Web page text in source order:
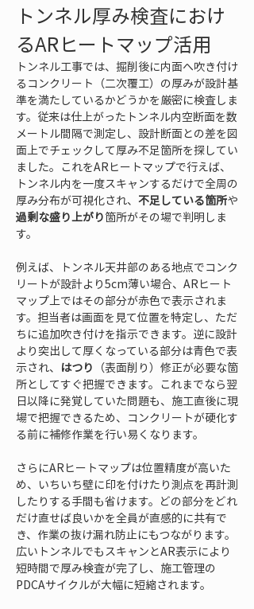
トンネル厚み検査におけ
るARヒートマップ活用
トンネル工事では、掘削後に内面へ吹き付け
るコンクリート（二次覆工）の厚みが設計基
準を満たしているかどうかを厳密に検査しま
す。従来は仕上がったトンネル内空断面を数
メートル間隔で測定し、設計断面との差を図
面上でチェックして厚み不足箇所を探してい
ました。これをARヒートマップで行えば、
トンネル内を一度スキャンするだけで全周の
厚み分布が可視化され、 不足している箇所や
過剰な盛り上がり箇所がその場で判明しま
す。
例えば、トンネル天井部のある地点でコンク
リートが設計より5cm薄い場合、ARヒート
マップ上ではその部分が赤色で表示されま
す。担当者は画面を見て位置を特定し、ただ
ちに追加吹き付けを指示できます。逆に設計
より突出して厚くなっている部分は青色で表
示され、 はつり （表面削り）修正が必要な箇
所としてすぐ把握できます。これまでなら翌
日以降に発覚していた問題も、施工直後に現
場で把握できるため、コンクリートが硬化す
る前に補修作業を行い易くなります。
さらにARヒートマップは位置精度が高いた
め、いちいち壁に印を付けたり測点を再計測
したりする手間も省けます。どの部分をどれ
だけ直せば良いかを全員が直感的に共有で
き、作業の抜け漏れ防止にもつながります。
広いトンネルでもスキャンとAR表示により
短時間で厚み検査が完了し、施工管理の
PDCAサイクルが大幅に短縮されます。